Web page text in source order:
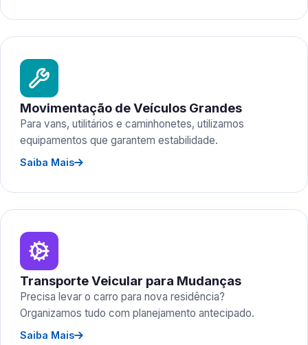
Movimentação de Veículos Grandes
Para vans, utilitários e caminhonetes, utilizamos
equipamentos que garantem estabilidade.
Saiba Mais
Transporte Veicular para Mudanças
Precisa levar o carro para nova residência?
Organizamos tudo com planejamento antecipado.
Saiba Mais